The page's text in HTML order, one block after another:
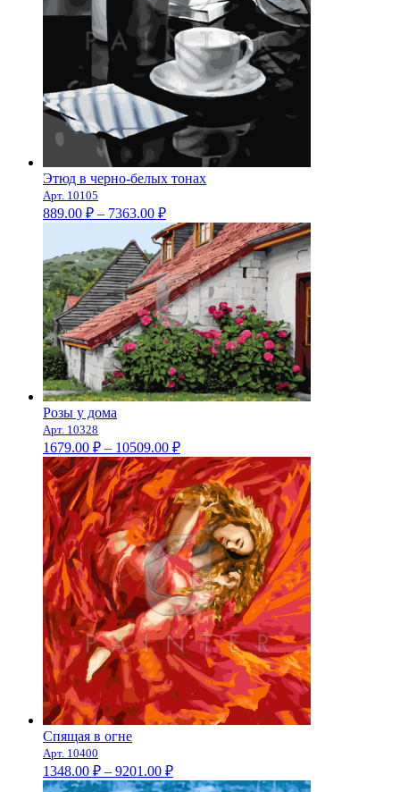
Этюд в черно-белых тонах
Арт. 10105
889.00 ₽ – 7363.00 ₽Диапазон
цен:
889.00 ₽
–
7363.00 ₽
Розы у дома
Арт. 10328
1679.00 ₽ – 10509.00 ₽Диапазон
цен:
1679.00 ₽
–
10509.00 ₽
Спящая в огне
Арт. 10400
1348.00 ₽ – 9201.00 ₽Диапазон
цен: